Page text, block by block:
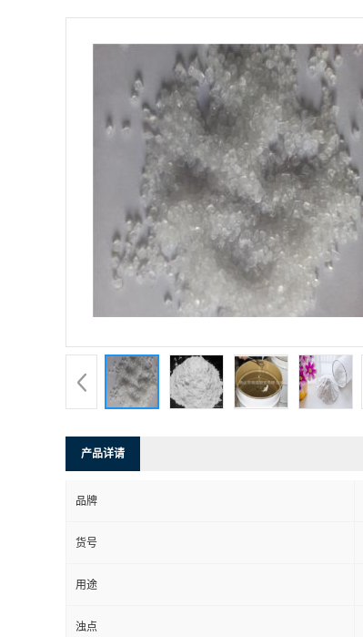
产品详请
品牌
货号
用途
浊点